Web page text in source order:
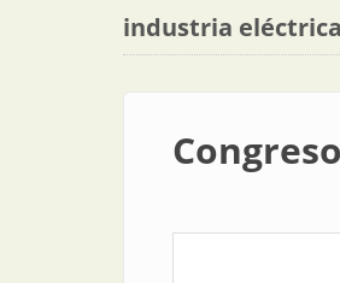
industria eléctrica